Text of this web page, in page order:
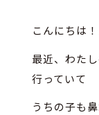
こんにちは
最近、わた
行っていて
うちの子も